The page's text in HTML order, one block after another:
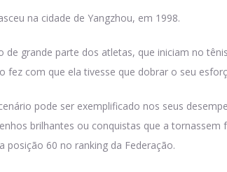
na cidade de Yangzhou, em 1998.
de grande parte dos atletas, que iniciam no
fez com que ela tivesse que dobrar o seu
pode ser exemplificado nos seus
brilhantes ou conquistas que a
posição 60 no ranking da Federação.